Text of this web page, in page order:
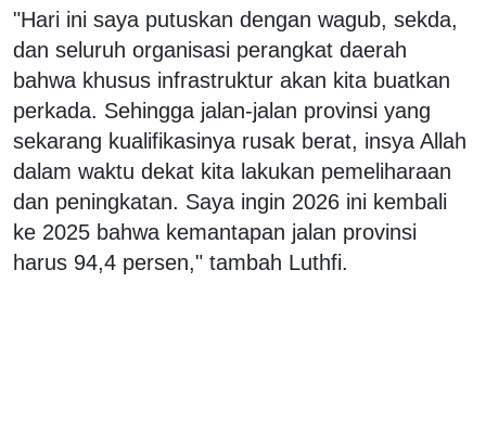
"Hari ini saya putuskan dengan wagub, sekda,
dan seluruh organisasi perangkat daerah
bahwa khusus infrastruktur akan kita buatkan
perkada. Sehingga jalan-jalan provinsi yang
sekarang kualifikasinya rusak berat, insya Allah
dalam waktu dekat kita lakukan pemeliharaan
dan peningkatan. Saya ingin 2026 ini kembali
ke 2025 bahwa kemantapan jalan provinsi
harus 94,4 persen," tambah Luthfi.